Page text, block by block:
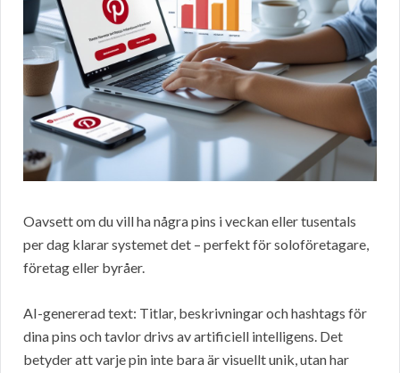
Oavsett om du vill ha några pins i veckan eller tusentals
per dag klarar systemet det – perfekt för soloföretagare,
företag eller byråer.
AI-genererad text: Titlar, beskrivningar och hashtags för
dina pins och tavlor drivs av artificiell intelligens. Det
betyder att varje pin inte bara är visuellt unik, utan har